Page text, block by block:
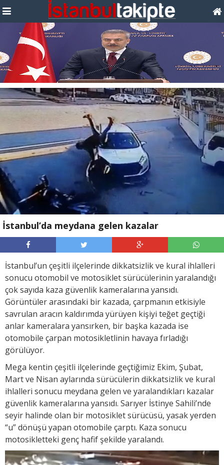
İstanbul’da meydana gelen kazalar
İstanbul’un çeşitli ilçelerinde dikkatsizlik ve kural ihlalleri
sonucu otomobil ve motosiklet sürücülerinin yaralandığı
çok sayıda kaza güvenlik kameralarına yansıdı.
Görüntüler arasındaki bir kazada, çarpmanın etkisiyle
savrulan aracın kaldırımda yürüyen kişiyi teğet geçtiği
anlar kameralara yansırken, bir başka kazada ise
otomobile çarpan motosikletlinin havaya fırladığı
görülüyor.
Mega kentin çeşitli ilçelerinde geçtiğimiz Ekim, Şubat,
Mart ve Nisan aylarında sürücülerin dikkatsizlik ve kural
ihlalleri sonucu meydana gelen ve yaralandıkları kazalar
güvenlik kameralarına yansıdı. Sarıyer İstinye Sahili’nde
seyir halinde olan bir motosiklet sürücüsü, yasak yerden
“u” dönüşü yapan otomobile çarptı. Kaza sonucu
motosikletteki genç hafif şekilde yaralandı.